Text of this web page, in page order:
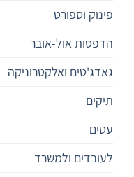
פינוק וספורט
הדפסות אול-אובר
גאדג'טים ואלקטרוניקה
תיקים
עטים
לעובדים ולמשרד